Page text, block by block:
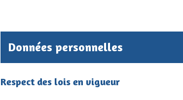
Données personnelles
Respect des lois en vigueur